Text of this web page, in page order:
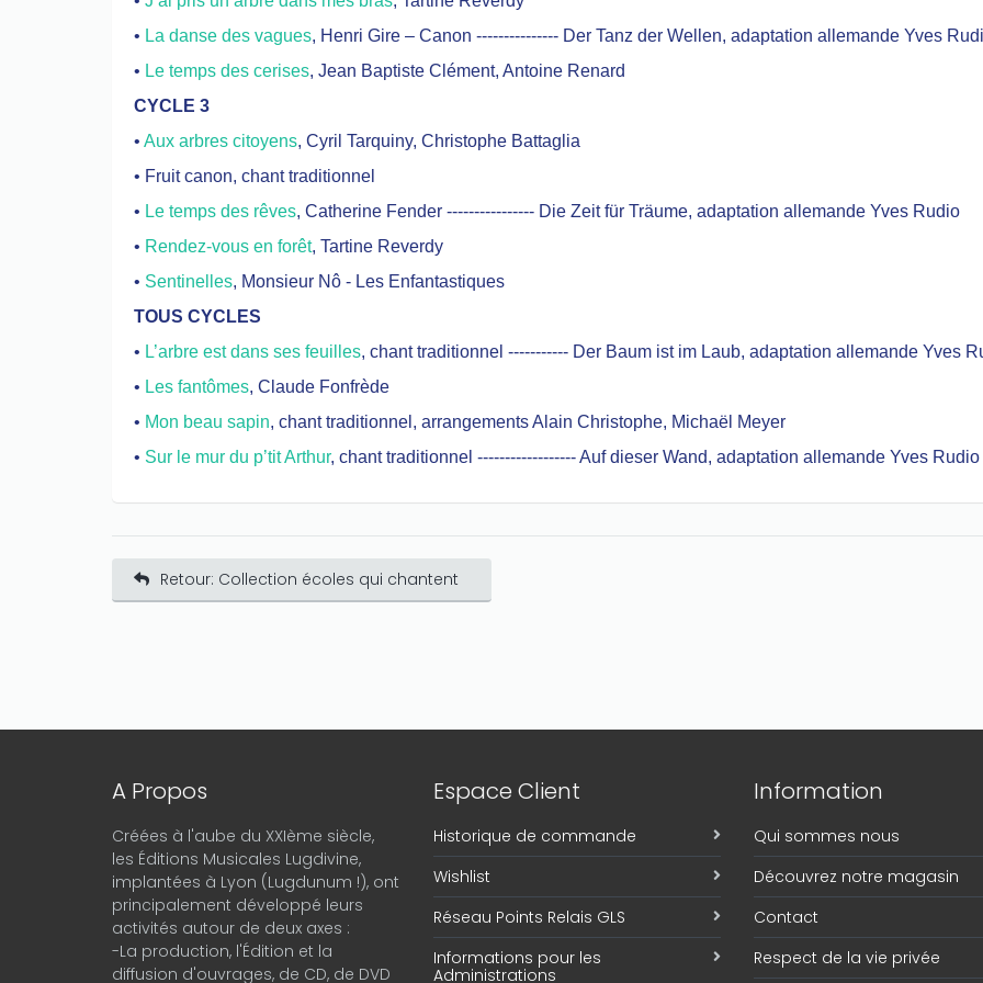
• La danse des vagues, Henri Gire – Canon --------------- Der Tanz der Wellen, adaptation allemande Yves
• Le temps des cerises, Jean Baptiste Clément, Antoine Renard
CYCLE 3
• Aux arbres citoyens, Cyril Tarquiny, Christophe Battaglia
• Fruit canon, chant traditionnel
• Le temps des rêves, Catherine Fender ---------------- Die Zeit für Träume, adaptation allemande Yves Rudio
• Rendez-vous en forêt, Tartine Reverdy
• Sentinelles, Monsieur Nô - Les Enfantastiques
TOUS CYCLES
• L’arbre est dans ses feuilles, chant traditionnel ----------- Der Baum ist im Laub, adaptation allemande Yves
• Les fantômes, Claude Fonfrède
• Mon beau sapin, chant traditionnel, arrangements Alain Christophe, Michaël Meyer
• Sur le mur du p’tit Arthur, chant traditionnel ------------------ Auf dieser Wand, adaptation allemande Yves Rudio
Retour: Collection écoles qui chantent
A Propos
Créées à l'aube du XXIème siècle,
les Éditions Musicales Lugdivine,
implantées à Lyon (Lugdunum !), ont
principalement développé leurs
activités autour de deux axes :
-La production, l'Édition et la
diffusion d'ouvrages, de CD, de DVD
Espace Client
Historique de commande
Wishlist
Réseau Points Relais GLS
Informations pour les
Administrations
Information
Qui sommes nous
Découvrez notre magasin
Contact
Respect de la vie privée